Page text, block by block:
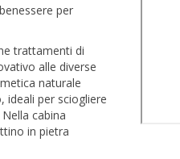
per
trattamenti di
alle diverse
naturale
ideali per sciogliere
cabina
in pietra